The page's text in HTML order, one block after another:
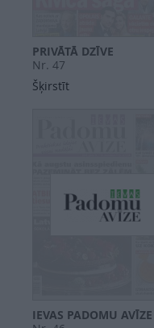
PRIVĀTĀ DZĪVE
Nr. 47
Šķirstīt
IEVAS PADOMU AVĪZE